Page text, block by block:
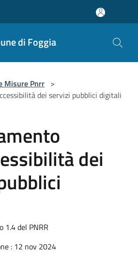
di Foggia
Misure Pnrr >
dei servizi pubblici digitali
dei
1.4 del PNRR
: 12 nov 2024